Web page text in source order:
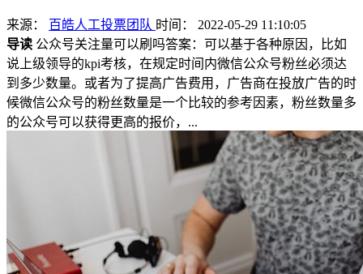
来源： 百皓人工投票团队 时间： 2022-05-29 11:10:05
导读 公众号关注量可以刷吗答案：可以基于各种原因，比如
说上级领导的kpi考核，在规定时间内微信公众号粉丝必须达
到多少数量。或者为了提高广告费用，广告商在投放广告的时
候微信公众号的粉丝数量是一个比较的参考因素，粉丝数量多
的公众号可以获得更高的报价，...